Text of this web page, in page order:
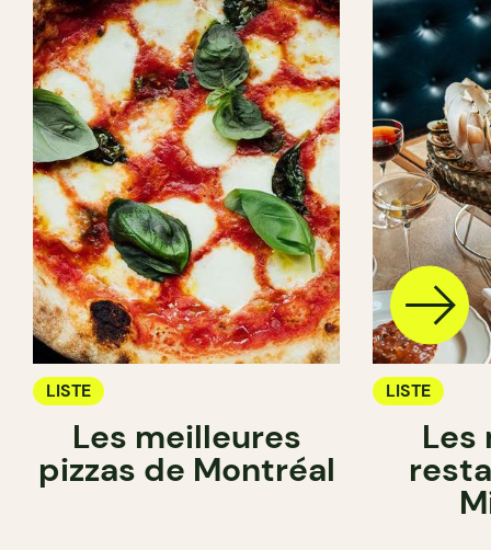
LISTE
Les meilleures
pizzas de Montréal
LISTE
Les